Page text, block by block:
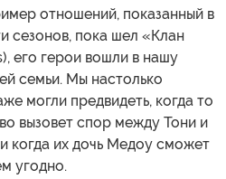
отношений, показанный в
сезонов, пока шел «Клан
его герои вошли в нашу
семьи. Мы настолько
могли предвидеть, когда то
вызовет спор между Тони и
когда их дочь Медоу сможет
угодно.